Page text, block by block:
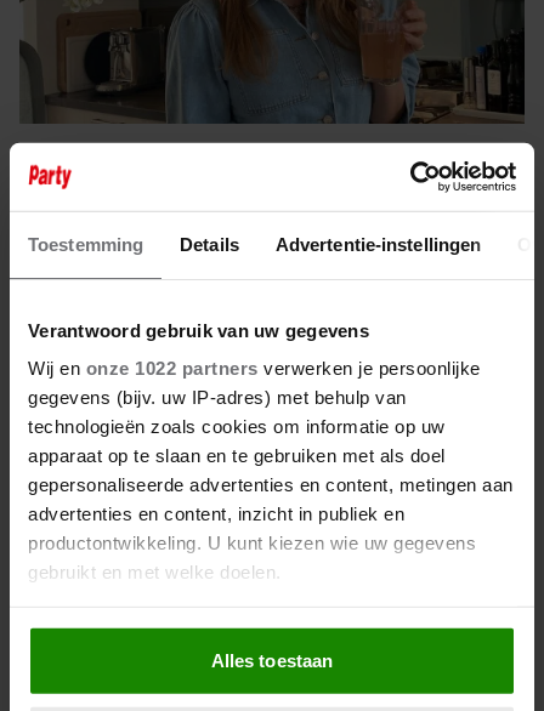
Toestemming Details Advertentie-instellingen
Verantwoord gebruik van uw gegevens
Wij en onze 1022 partners verwerken je persoonlijke
gegevens (bijv. uw IP-adres) met behulp van
technologieën zoals cookies om informatie op uw
apparaat op te slaan en te gebruiken met als doel
gepersonaliseerde advertenties en content, metingen aan
advertenties en content, inzicht in publiek en
productontwikkeling. U kunt kiezen wie uw gegevens
gebruikt en met welke doelen.
Als u het toestaat, willen we ook graag:
Informatie verzamelen over uw geografische
locatie, die tot een paar meter nauwkeurig kan zijn
Alles toestaan
OLCAY GULSEN IS GELUKKIG ALS
SINGLE